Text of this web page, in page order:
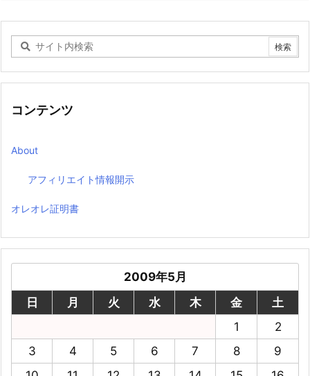
コンテンツ
About
アフィリエイト情報開示
オレオレ証明書
2009年5月
日
月 火 水 木 金
土
1
2
3
4 5 6 7 8
9